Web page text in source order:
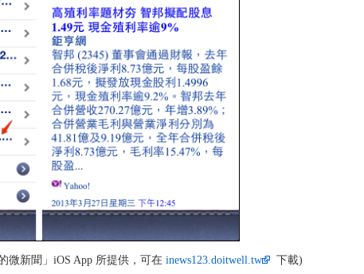
微新聞」iOS App 所提供，可在 inews123.doitwell.tw 下載)